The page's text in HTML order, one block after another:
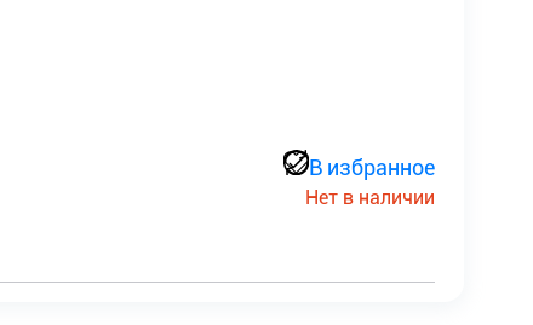
В избранное
Нет в наличии